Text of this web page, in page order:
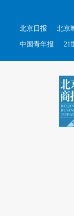
北京日报 北京
中国青年报 21